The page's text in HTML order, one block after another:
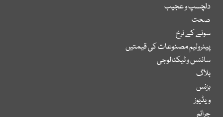
دلچسپ و عجیب
صحت
سونے کے نرخ
پیٹرولیم مصنوعات کی قیمتیں
سائنس و ٹیکنالوجی
بلاگ
بزنس
ویڈیوز
جرائم